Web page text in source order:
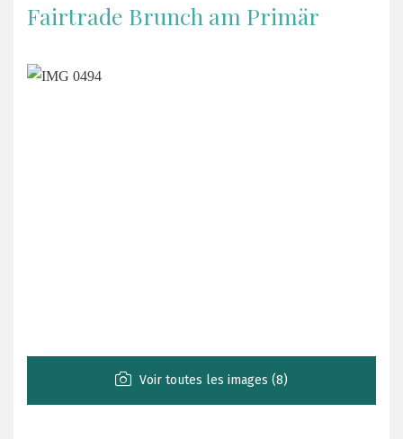
Fairtrade Brunch am Primär
Voir toutes les images (8)